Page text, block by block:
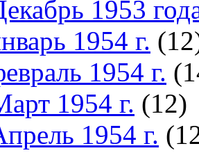
1953
1954 г.
1954 г.
1954 г. (12)
1954 г.